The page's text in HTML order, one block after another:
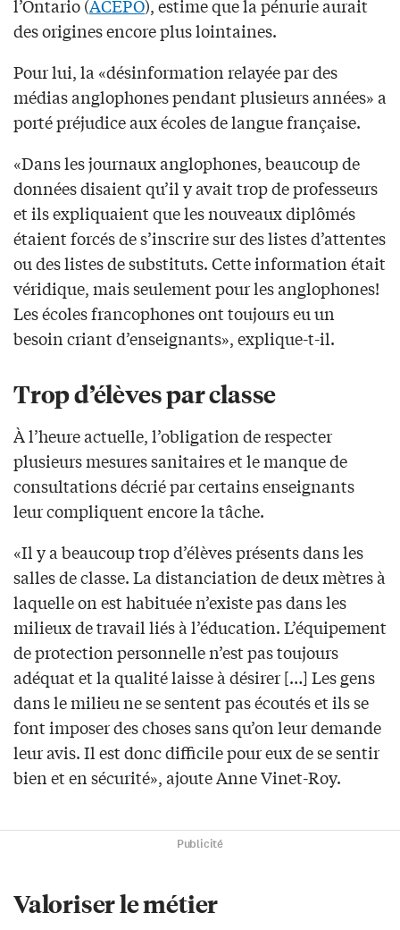
l’Ontario (ACEPO), estime que la pénurie aurait
des origines encore plus lointaines.
Pour lui, la «désinformation relayée par des
médias anglophones pendant plusieurs années» a
porté préjudice aux écoles de langue française.
«Dans les journaux anglophones, beaucoup de
données disaient qu’il y avait trop de professeurs
et ils expliquaient que les nouveaux diplômés
étaient forcés de s’inscrire sur des listes d’attentes
ou des listes de substituts. Cette information était
véridique, mais seulement pour les anglophones!
Les écoles francophones ont toujours eu un
besoin criant d’enseignants», explique-t-il.
Trop d’élèves par classe
À l’heure actuelle, l’obligation de respecter
plusieurs mesures sanitaires et le manque de
consultations décrié par certains enseignants
leur compliquent encore la tâche.
«Il y a beaucoup trop d’élèves présents dans les
salles de classe. La distanciation de deux mètres à
laquelle on est habituée n’existe pas dans les
milieux de travail liés à l’éducation. L’équipement
de protection personnelle n’est pas toujours
adéquat et la qualité laisse à désirer […] Les gens
dans le milieu ne se sentent pas écoutés et ils se
font imposer des choses sans qu’on leur demande
leur avis. Il est donc difficile pour eux de se sentir
bien et en sécurité», ajoute Anne Vinet-Roy.
Publicité
Valoriser le métier